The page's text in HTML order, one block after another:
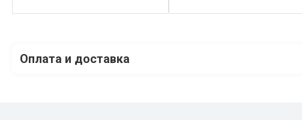
Оплата и доставка